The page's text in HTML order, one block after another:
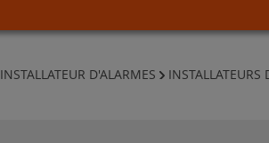
INSTALLATEUR D'ALARMES INSTALLATEURS